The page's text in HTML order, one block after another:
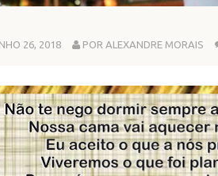
26, 2018 POR ALEXANDRE MORAIS